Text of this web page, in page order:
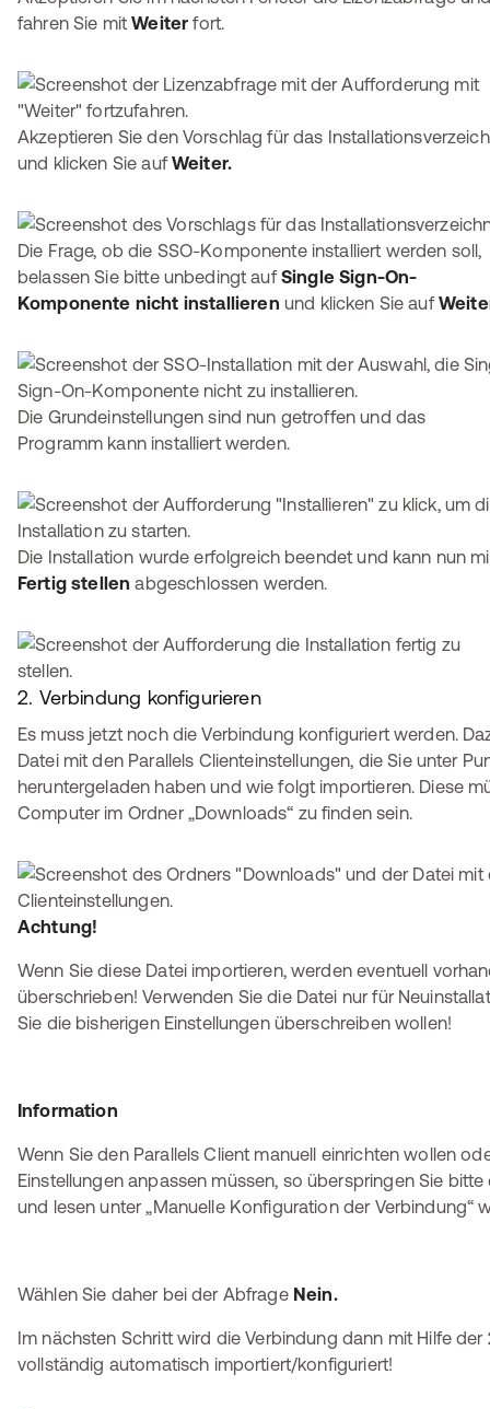
fahren Sie mitWeiter fort.
Akzeptieren Sie den Vorschlag für das
und klicken Sie aufWeiter.
Die Frage, ob die SSO-Komponente installiert werden soll,
belassen Sie bitte unbedingt aufSingle Sign-On-
Komponente nicht installieren und klicken Sie auf
Die Grundeinstellungen sind nun getroffen und das
Programm kann installiert werden.
Die Installation wurde erfolgreich beendet und kann nun
Fertig stellen abgeschlossen werden.
2. Verbindung konfigurieren
Es muss jetzt noch die Verbindung konfiguriert werden.
Datei mit den Parallels Clienteinstellungen, die Sie unter
heruntergeladen haben und wie folgt importieren. Diese
Computer im Ordner „Downloads“ zu finden sein.
Achtung!
Wenn Sie diese Datei importieren, werden eventuell
überschrieben! Verwenden Sie die Datei nur für
Sie die bisherigen Einstellungen überschreiben wollen!
Information
Wenn Sie den Parallels Client manuell einrichten wollen
Einstellungen anpassen müssen, so überspringen Sie
und lesen unter „Manuelle Konfiguration der Verbindung“
Wählen Sie daher bei der Abfrage Nein.
Im nächsten Schritt wird die Verbindung dann mit Hilfe der
vollständig automatisch importiert/konfiguriert!